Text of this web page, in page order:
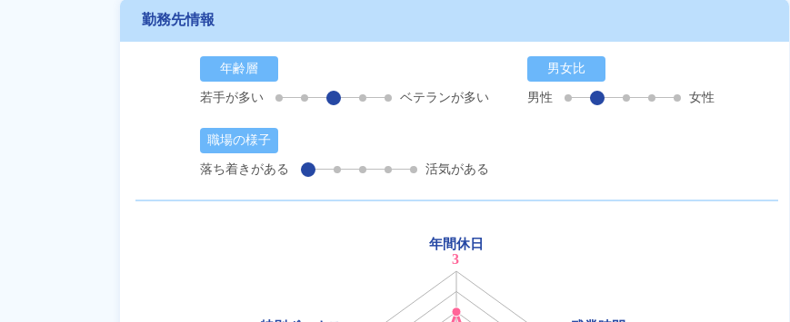
勤務先情報
年齢層
若手が多い
ベテランが多い
男女比
男性
女性
職場の様子
落ち着きがある
活気がある
あるモノに魅了され続け気がつけばマニア
に！？ディープな世界にあなたもきっとハマる